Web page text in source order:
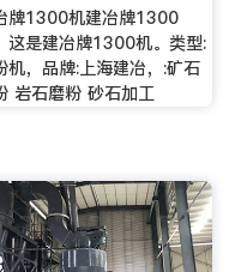
牌1300机建冶牌1300
这是建冶牌1300机。类型:
机，品牌:上海建冶，:矿石
岩石磨粉 砂石加工